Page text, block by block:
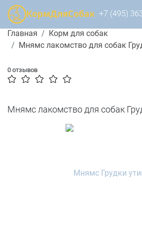
+7 (495)
Главная
Корм для собак
Мнямс лакомство для собак
0 отзывов
Мнямс лакомство для собак